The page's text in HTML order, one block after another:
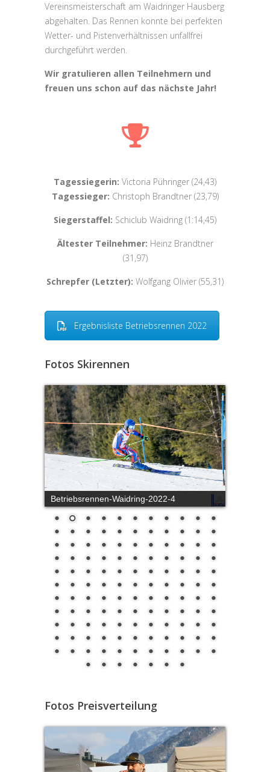
Vereinsmeisterschaft am Waidringer Hausberg
abgehalten. Das Rennen konnte bei perfekten
Wetter- und Pistenverhältnissen unfallfrei
durchgeführt werden.
Wir gratulieren allen Teilnehmern und
freuen uns schon auf das nächste Jahr!
Tagessiegerin: Victoria Pühringer (24,43)
Tagessieger: Christoph Brandtner (23,79)
Siegerstaffel: Schiclub Waidring (1:14,45)
Ältester Teilnehmer: Heinz Brandtner
(31,97)
Schrepfer (Letzter): Wolfgang Olivier (55,31)
Ergebnisliste Betriebsrennen 2022
Fotos Skirennen
Betriebsrennen-Waidring-2022-4
Fotos Preisverteilung